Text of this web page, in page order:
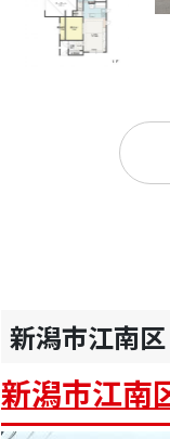
新潟市江南区
新潟市江南